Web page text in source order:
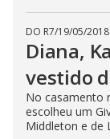
DO R7/19/05/2018
Diana,
vestido
No casamento
escolheu um
Middleton e de